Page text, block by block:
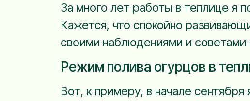
За много лет работы в теплице я
Кажется, что спокойно
своими наблюдениями и советами
Режим полива огурцов в
Вот, к примеру, в начале